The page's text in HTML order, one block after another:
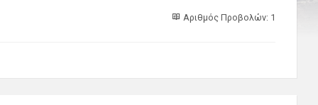
Αριθμός Προβολών: 1